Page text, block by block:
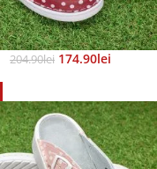
204.90Lei 174.90Lei